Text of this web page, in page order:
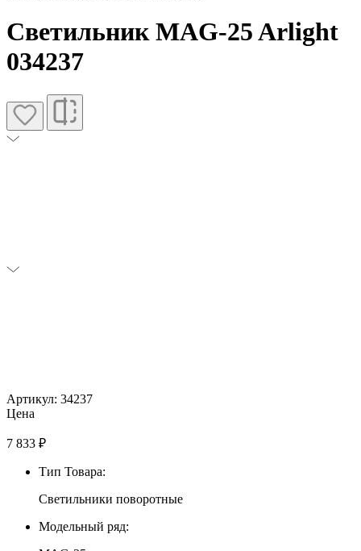
Светильник MAG-25 Arlight
034237
Артикул: 34237
Цена
7 833 ₽
Тип Товара:
Светильники поворотные
Модельный ряд: